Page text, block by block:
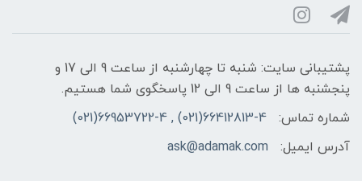
پشتیبانی سایت: شنبه تا چهارشنبه از ساعت 9 الی 17 و
پنجشنبه ها از ساعت 9 الی 12 پاسخگوی شما هستیم.
شماره تماس:
66412813-4(021) , 66953722-4(021)
آدرس ایمیل:
ask@adamak.com